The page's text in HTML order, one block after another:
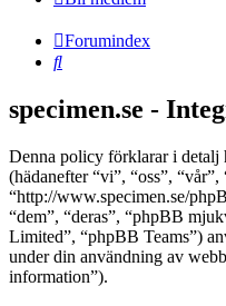
Forumindex
Sök
specimen.se -
Denna policy förklarar i detalj
(hädanefter “vi”, “oss”, “vår”,
“http://www.specimen.se/
“dem”, “deras”, “phpBB
Limited”, “phpBB Teams”)
under din användning av
information”).